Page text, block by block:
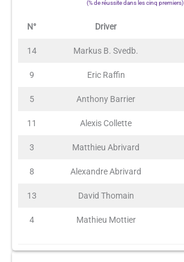
(% de réussite dans les cinq premiers)
N° Driver
14 Markus B. Svedb.
9 Eric Raffin
5 Anthony Barrier
11 Alexis Collette
3 Matthieu Abrivard
8 Alexandre Abrivard
13 David Thomain
4 Mathieu Mottier